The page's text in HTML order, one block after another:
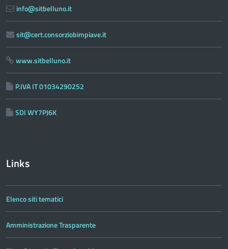
info@sitbelluno.it
sit@cert.consorziobimpiave.it
www.sitbelluno.it
P.IVA IT 01034290252
SDI WY7PJ6K
Links
Elenco siti tematici
Amministrazione Trasparente